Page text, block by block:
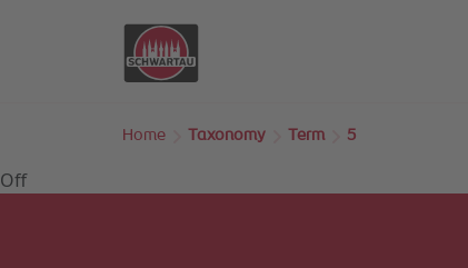
Skip to main content
Home Taxonomy Term 5
Off